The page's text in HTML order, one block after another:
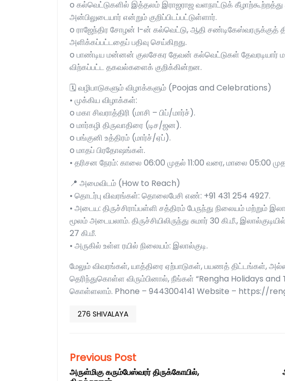
o கல்வெட்டுகளில் இத்தலம் இராஜராஜ வளநாட்டுக்
அன்பிலுடையார் என்றும் குறிப்பிடப்பட்டுள்ளார்.
o ராஜேந்திர சோழன் I-ன் கல்வெட்டு, ஆதி சண்டிகேஸ்வரருக்குத்
அளிக்கப்பட்டதைப் பதிவு செய்கிறது.
o பாண்டிய மன்னன் குலசேகர தேவன் கல்வெட்டுகள் தேவரடியார்
விற்கப்பட்ட தகவல்களைக் குறிக்கின்றன.
🗓️ வழிபாடுகளும் விழாக்களும் (Poojas and Celebrations)
• முக்கிய விழாக்கள்:
o மகா சிவராத்திரி (மாசி – பிப்/மார்ச்).
o மார்கழி திருவாதிரை (டிச/ஜன).
o பங்குனி உத்திரம் (மார்ச்/ஏப்).
o மாதப் பிரதோஷங்கள்.
• தரிசன நேரம்: காலை 06:00 முதல் 11:00 வரை, மாலை 05:00
📍 அமைவிடம் (How to Reach)
• தொடர்பு விவரங்கள்: தொலைபேசி எண்: +91 431 254 4927.
• அடைய: திருச்சிராப்பள்ளி சத்திரம் பேருந்து நிலையம் மற்றும்
மூலம் அடையலாம். திருச்சியிலிருந்து சுமார் 30 கி.மீ.,
27 கி.மீ.
• அருகில் உள்ள ரயில் நிலையம்: இலால்குடி.
மேலும் விவரங்கள், யாத்திரை ஏற்பாடுகள், பயணத் திட்டங்கள்,
தெரிந்துகொள்ள விரும்பினால், நீங்கள் “Rengha Holidays and
கொள்ளலாம். Phone – 9443004141 Website – https://
276 SHIVALAYA
Previous Post
அருள்மிகு கரும்பேஸ்வரர் திருக்கோயில்,